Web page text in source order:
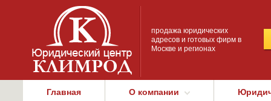
продажа юридических
адресов и готовых фирм в
Москве и регионах
Главная О компании